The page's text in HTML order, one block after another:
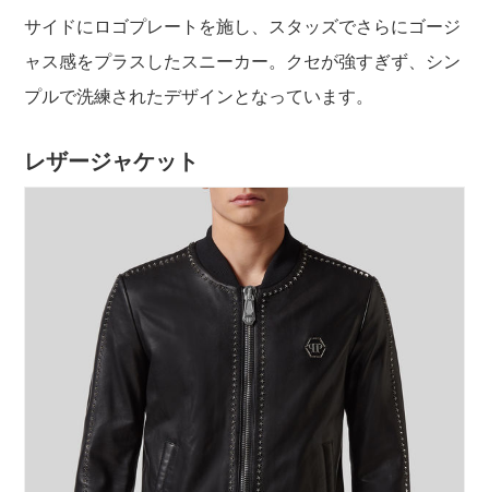
サイドにロゴプレートを施し、スタッズでさらにゴージ
ャス感をプラスしたスニーカー。クセが強すぎず、シン
プルで洗練されたデザインとなっています。
レザージャケット